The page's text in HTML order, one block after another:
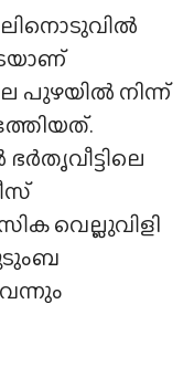
പുഴയിൽ നിന്ന്
വെല്ലുവിളി